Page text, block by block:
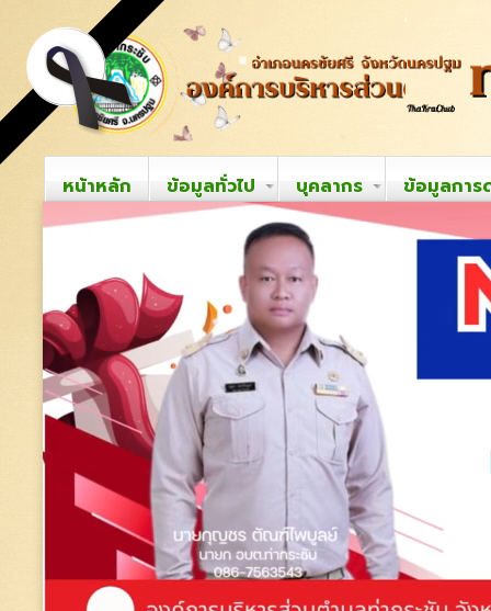
หน้าหลัก ข้อมูลทั่วไป บุคลากร ข้อมูลการ